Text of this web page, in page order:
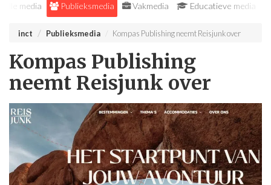
Alle media Publieksmedia Vakmedia Educatieve media
inct Publieksmedia Kompas Publishing neemt Reisjunk over
Kompas Publishing
neemt Reisjunk over